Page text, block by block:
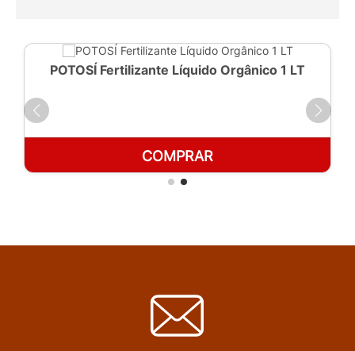
POTOSÍ Fertilizante Líquido Orgânico 1 LT
COMPRAR